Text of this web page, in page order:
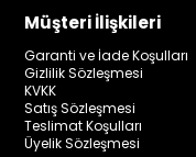
Müşteri İlişkileri
Garanti ve İade Koşulları
Gizlilik Sözleşmesi
KVKK
Satış Sözleşmesi
Teslimat Koşulları
Üyelik Sözleşmesi